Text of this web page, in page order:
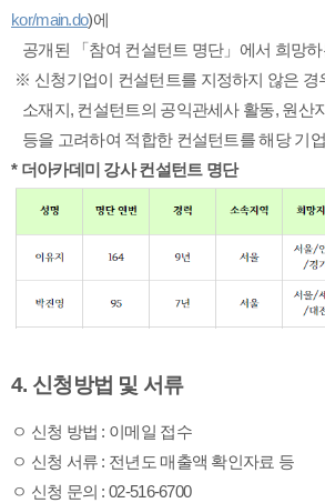
kor/main.do)에
   공개된
「참여 컨설턴트 명단」에서 희망
※ 신청기업이 컨설턴트를 지정하지 않은 경
   소재지,
컨설턴트의 공익관세사 활동, 원산
   등을 고려하여 적합한
컨설턴트를 해당 기
* 더아카데미 강사 컨설턴트 명단
4. 신청방법 및 서류
ㅇ 신청 방법 : 이메일 접수
ㅇ 신청 서류 : 전년도 매출액 확인자료 등
ㅇ 신청 문의 : 02-516-6700